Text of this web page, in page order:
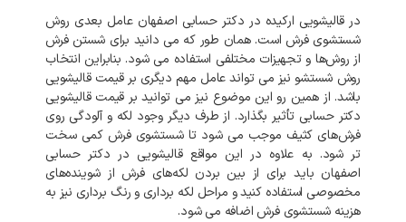
در قالیشویی ارکیده در دکتر حسابی اصفهان عامل بعدی روش
شستشوی فرش است.همان طور که می دانید برای شستن فرش
از روش‌ها و تجهیزات مختلفی استفاده می شود. بنابراین انتخاب
روش شستشو نیز می تواند عامل مهم دیگری بر قیمت قالیشویی
باشد. از همین رو این موضوع نیز می توانید بر قیمت قالیشویی
دکتر حسابی تأثیر بگذارد. از طرف دیگر وجود لکه و آلودگی روی
فرش‌های کثیف موجب می شود تا شستشوی فرش کمی سخت
تر شود. به علاوه در این مواقع قالیشویی در دکتر حسابی
اصفهان باید برای از بین بردن لکه‌های فرش از شوینده‌های
مخصوصی استفاده کنیدو مراحل لکه برداری و رنگ برداری نیز به
هزینه شستشوی فرش اضافه می شود.